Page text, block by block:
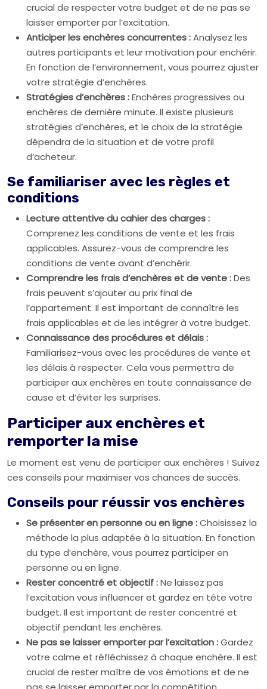
crucial de respecter votre budget et de ne pas se
laisser emporter par l’excitation.
Anticiper les enchères concurrentes :Analysez les
autres participants et leur motivation pour enchérir.
En fonction de l’environnement, vous pourrez ajuster
votre stratégie d’enchères.
Stratégies d’enchères :Enchères progressives ou
enchères de dernière minute. Il existe plusieurs
stratégies d’enchères, et le choix de la stratégie
dépendra de la situation et de votre profil
d’acheteur.
Se familiariser avec les règles et
conditions
Lecture attentive du cahier des charges :
Comprenez les conditions de vente et les frais
applicables. Assurez-vous de comprendre les
conditions de vente avant d’enchérir.
Comprendre les frais d’enchères et de vente :Des
frais peuvent s’ajouter au prix final de
l’appartement. Il est important de connaître les
frais applicables et de les intégrer à votre budget.
Connaissance des procédures et délais :
Familiarisez-vous avec les procédures de vente et
les délais à respecter. Cela vous permettra de
participer aux enchères en toute connaissance de
cause et d’éviter les surprises.
Participer aux enchères et
remporter la mise
Le moment est venu de participer aux enchères ! Suivez
ces conseils pour maximiser vos chances de succès.
Conseils pour réussir vos enchères
Se présenter en personne ou en ligne :Choisissez la
méthode la plus adaptée à la situation. En fonction
du type d’enchère, vous pourrez participer en
personne ou en ligne.
Rester concentré et objectif :Ne laissez pas
l’excitation vous influencer et gardez en tête votre
budget. Il est important de rester concentré et
objectif pendant les enchères.
Ne pas se laisser emporter par l’excitation :Gardez
votre calme et réfléchissez à chaque enchère. Il est
crucial de rester maître de vos émotions et de ne